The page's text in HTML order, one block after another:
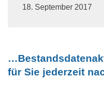
18. September 2017
für Sie jederzeit